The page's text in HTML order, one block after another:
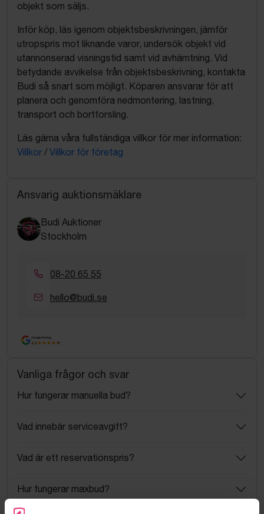
objekt som säljs.
Inför köp, läs igenom objektsbeskrivningen, jämför
utropspris mot liknande varor, undersök objekt vid
utannonserad visningstid samt vid avhämtning. Vid
betydande avvikelse från objektsbeskrivning, kontakta
Budi så snart som möjligt. Köparen ansvarar för att
planera och genomföra nedmontering, lastning,
transport och bortforsling.
Läs gärna våra fullständiga villkor för mer information:
Villkor / Villkor för företag
Ansvarig auktionsmäklare
Budi Auktioner
Stockholm
08-20 65 55
hello@budi.se
Google Rating
4.5
Vanliga frågor och svar
Hur fungerar manuella bud?
Vad innebär serviceavgift?
Vad är ett reservationspris?
Hur fungerar maxbud?